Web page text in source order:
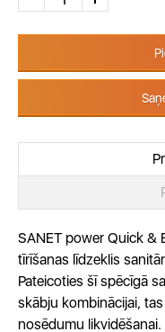
SANET power Quick &
tīrīšanas līdzeklis
Pateicoties šī spēcīgā
skābju kombinācijai,
nosēdumu likvidēšanai.